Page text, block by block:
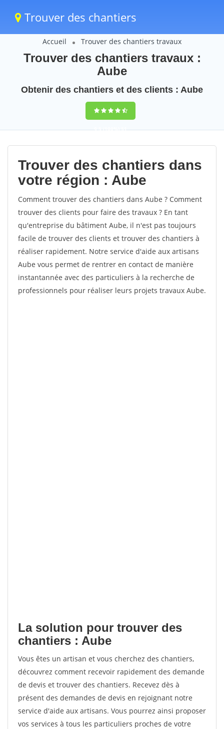
Trouver des chantiers
Accueil Trouver des chantiers travaux
Trouver des chantiers travaux :
Aube
Obtenir des chantiers et des clients : Aube
9,5(100%)51
votes
Trouver des chantiers dans
votre région : Aube
Comment trouver des chantiers dans Aube ? Comment
trouver des clients pour faire des travaux ? En tant
qu'entreprise du bâtiment Aube, il n'est pas toujours
facile de trouver des clients et trouver des chantiers à
réaliser rapidement. Notre service d'aide aux artisans
Aube vous permet de rentrer en contact de manière
instantannée avec des particuliers à la recherche de
professionnels pour réaliser leurs projets travaux Aube.
La solution pour trouver des
chantiers : Aube
Vous êtes un artisan et vous cherchez des chantiers,
découvrez comment recevoir rapidement des demande
de devis et trouver des chantiers. Recevez dès à
présent des demandes de devis en rejoignant notre
service d'aide aux artisans. Vous pourrez ainsi proposer
vos services à tous les particuliers proches de votre